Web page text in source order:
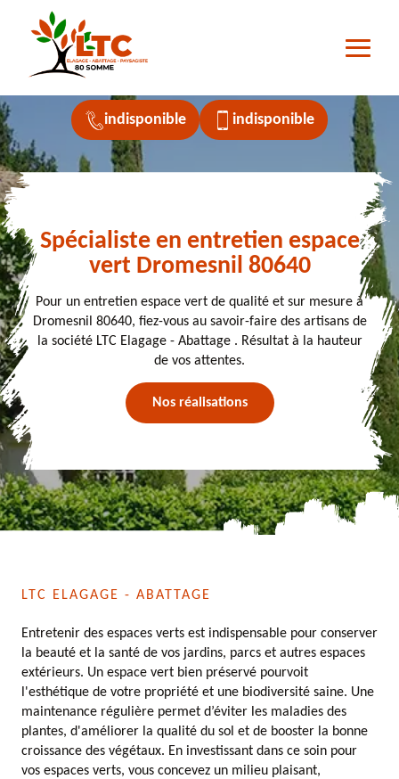
indisponible indisponible
Spécialiste en entretien espace
vert Dromesnil 80640
Pour un entretien espace vert de qualité et sur mesure à
Dromesnil 80640, fiez-vous au savoir-faire des artisans de
la société LTC Elagage - Abattage . Résultat à la hauteur
de vos attentes.
Nos réalisations
LTC ELAGAGE - ABATTAGE
Entretenir des espaces verts est indispensable pour conserver
la beauté et la santé de vos jardins, parcs et autres espaces
extérieurs. Un espace vert bien préservé pourvoit
l'esthétique de votre propriété et une biodiversité saine. Une
maintenance régulière permet d’éviter les maladies des
plantes, d'améliorer la qualité du sol et de booster la bonne
croissance des végétaux. En investissant dans ce soin pour
vos espaces verts, vous concevez un milieu plaisant,